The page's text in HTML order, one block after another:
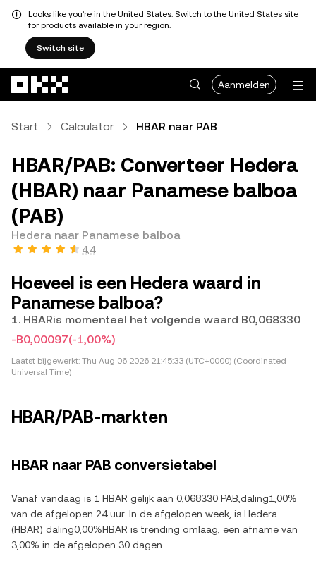
Looks like you're in the United States. Switch to the United States site
for products available in your region.
Switch site
Aanmelden
Start Calculator HBAR naar PAB
HBAR/PAB: Converteer Hedera
(HBAR) naar Panamese balboa
(PAB)
Hedera naar Panamese balboa
4,4
Hoeveel is een Hedera waard in
Panamese balboa?
1. HBARis momenteel het volgende waard B0,068330
-B0,00097(-1,00%)
Laatst bijgewerkt: Thu Aug 06 2026 21:45:33 (UTC+0000) (Coordinated
Universal Time)
HBAR/PAB-markten
HBAR naar PAB conversietabel
Vanaf vandaag is 1 HBAR gelijk aan 0,068330 PAB,daling1,00%
van de afgelopen 24 uur. In de afgelopen week, is Hedera
(HBAR) daling0,00%HBAR is trending omlaag, een afname van
3,00% in de afgelopen 30 dagen.